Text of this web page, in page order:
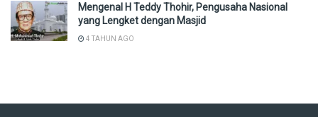
Mengenal H Teddy Thohir, Pengusaha Nasional
yang Lengket dengan Masjid
4 TAHUN AGO